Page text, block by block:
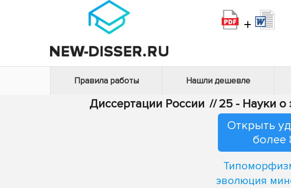
+
Правила работы Нашли дешевле
Диссертации России // 25 - Науки о
Открыть
более
эволюция